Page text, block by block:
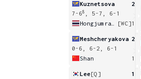
Kuznetsova
2
7-68
, 5-7, 6-1
[WC]1
Meshcheryakova 2
0-6, 6-2, 6-1
Shan
1
Lee[Q]
1